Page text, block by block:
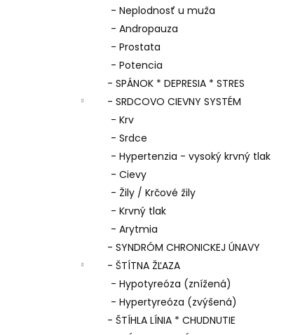
- Neplodnosť u muža
- Andropauza
- Prostata
- Potencia
- SPÁNOK * DEPRESIA * STRES
- SRDCOVO CIEVNY SYSTÉM
- Krv
- Srdce
- Hypertenzia - vysoký krvný tlak
- Cievy
- Žily / Krčové žily
- Krvný tlak
- Arytmia
- SYNDRÓM CHRONICKEJ ÚNAVY
- ŠTÍTNA ŽĽAZA
- Hypotyreóza (znížená)
- Hypertyreóza (zvýšená)
- ŠTÍHLA LÍNIA * CHUDNUTIE